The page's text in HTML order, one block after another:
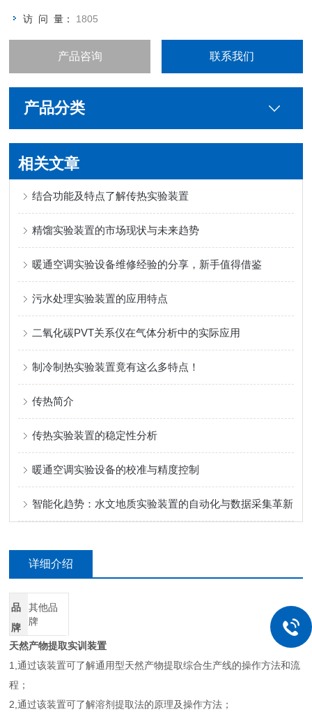
访 问 量： 1805
产品咨询 联系我们
产品分类
相关文章
结合功能及特点了解传热实验装置
精馏实验装置的市场现状与未来趋势
暖通空调实验设备维修经验的分享，新手值得借鉴
污水处理实验装置的应用特点
二氧化碳PVT关系仪在气体分析中的实际应用
制冷制热实验装置竟有这么多特点！
传热简介
传热实验装置的稳定性分析
暖通空调实验设备的校准与精度控制
智能化趋势：水文地质实验装置的自动化与数据采集革新
详细介绍
品
牌
其他品
牌
天然产物提取实训装置
1,通过该装置可了解通用型天然产物提取综合生产线的操作方法和流
程；
2,通过该装置可了解溶剂提取法的原理及操作方法；